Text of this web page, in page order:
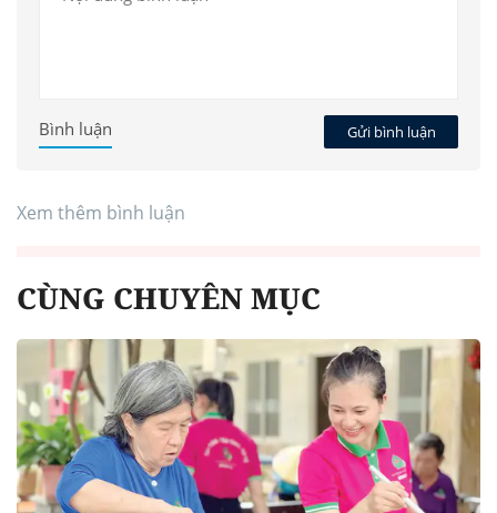
Gửi bình luận
Bình luận
Xem thêm bình luận
CÙNG CHUYÊN MỤC